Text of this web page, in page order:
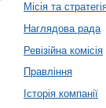
Місія та
Наглядова рада
Ревізійна комісія
Правління
Історія компанії